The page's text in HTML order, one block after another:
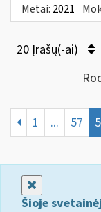
Metai: 2021
20 Įrašų(-ai)
1 ... 57
Šioje